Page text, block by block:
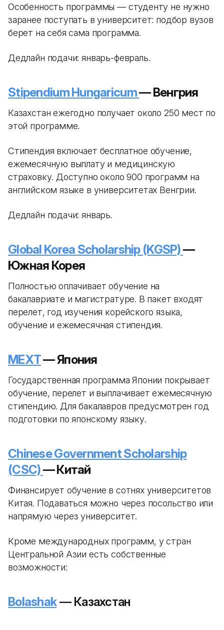
Особенность программы — студенту не нужно
заранее поступать в университет: подбор вузов
берет на себя сама программа.
Дедлайн подачи: январь-февраль.
Stipendium Hungaricum— Венгрия
Казахстан ежегодно получает около 250 мест по
этой программе.
Стипендия включает бесплатное обучение,
ежемесячную выплату и медицинскую
страховку. Доступно около 900 программ на
английском языке в университетах Венгрии.
Дедлайн подачи: январь.
Global Korea Scholarship (KGSP)—
Южная Корея
Полностью оплачивает обучение на
бакалавриате и магистратуре. В пакет входят
перелет, год изучения корейского языка,
обучение и ежемесячная стипендия.
MEXT— Япония
Государственная программа Японии покрывает
обучение, перелет и выплачивает ежемесячную
стипендию. Для бакалавров предусмотрен год
подготовки по японскому языку.
Chinese Government Scholarship
(CSC)— Китай
Финансирует обучение в сотнях университетов
Китая. Подаваться можно через посольство или
напрямую через университет.
Кроме международных программ, у стран
Центральной Азии есть собственные
возможности:
Bolashak— Казахстан